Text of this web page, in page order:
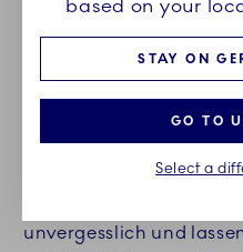
Tellern ist der
Porzellansammlung,
unvergesslich und
based on your
STAY ON
GO TO
Select a